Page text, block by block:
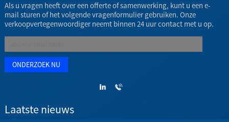
Als u vragen heeft over een offerte of samenwerking, kunt u een e-
mail sturen of het volgende vragenformulier gebruiken. Onze
verkoopvertegenwoordiger neemt binnen 24 uur contact met u op.
Laatste nieuws